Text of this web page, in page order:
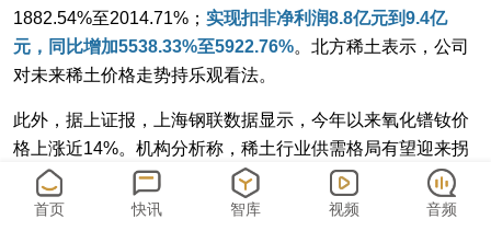
1882.54%至2014.71%； 实现扣非净利润8.8亿元到9.4亿
元，同比增加5538.33%至5922.76%。北方稀土表示，公司
对未来稀土价格走势持乐观看法。
此外，据上证报，上海钢联数据显示，今年以来氧化镨钕价
格上涨近14%。机构分析称，稀土行业供需格局有望迎来拐
点，未来稀土价格中枢有望持续抬升，稀土磁材企业有望迎
来业绩、估值双击。
首页 快讯 智库 视频 音频